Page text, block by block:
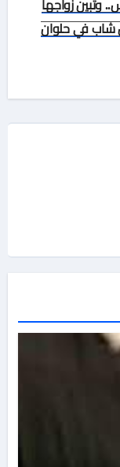
وتبين زواجها
شاب في حلوان